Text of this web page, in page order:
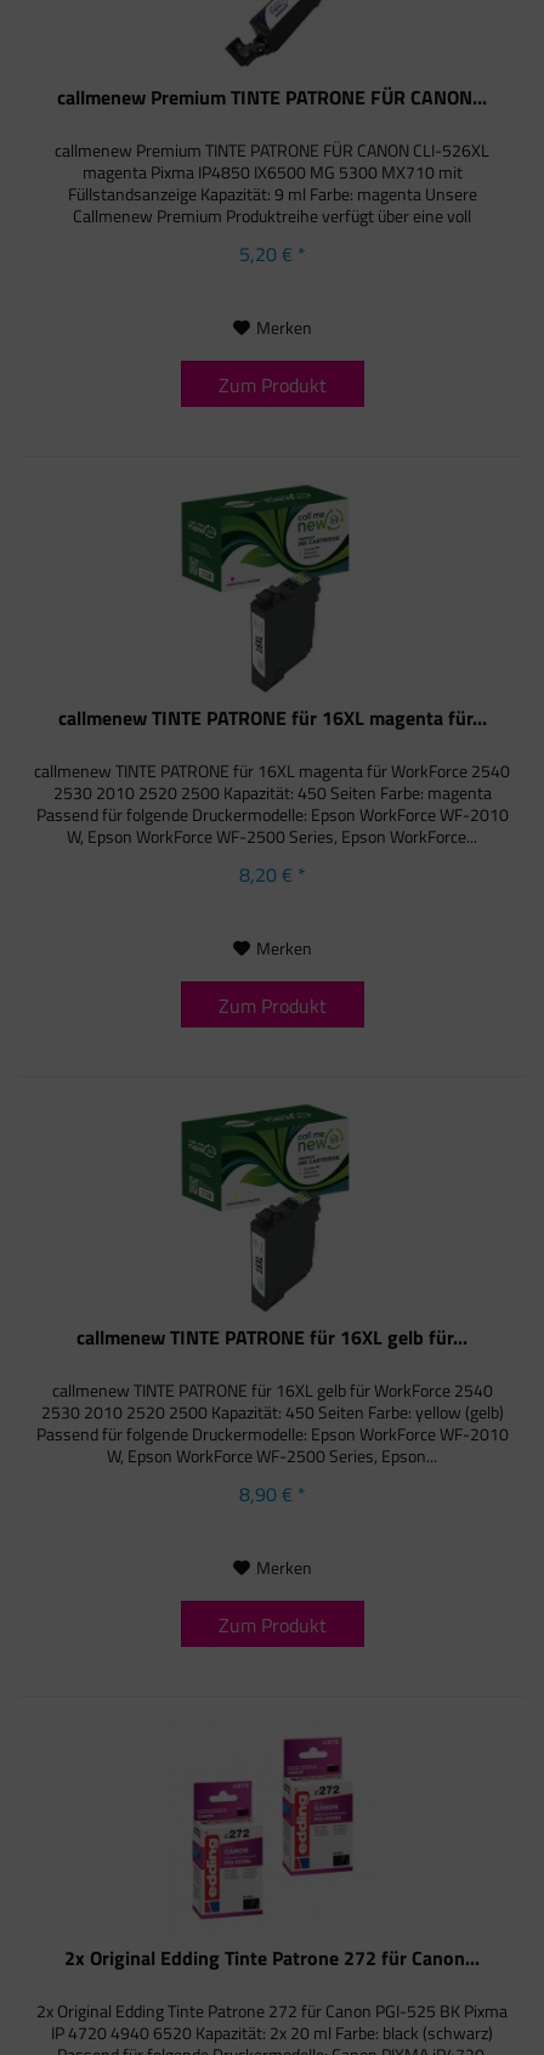
callmenew Premium TINTE PATRONE FÜR CANON...
callmenew Premium TINTE PATRONE FÜR CANON CLI-526XL
magenta Pixma IP4850 IX6500 MG 5300 MX710 mit
Füllstandsanzeige Kapazität: 9 ml Farbe: magenta Unsere
Callmenew Premium Produktreihe verfügt über eine voll
5,20 € *
Merken
Zum Produkt
callmenew TINTE PATRONE für 16XL magenta für...
callmenew TINTE PATRONE für 16XL magenta für WorkForce 2540
2530 2010 2520 2500 Kapazität: 450 Seiten Farbe: magenta
Passend für folgende Druckermodelle: Epson WorkForce WF-2010
W, Epson WorkForce WF-2500 Series, Epson WorkForce...
8,20 € *
Merken
Zum Produkt
callmenew TINTE PATRONE für 16XL gelb für...
callmenew TINTE PATRONE für 16XL gelb für WorkForce 2540
2530 2010 2520 2500 Kapazität: 450 Seiten Farbe: yellow (gelb)
Passend für folgende Druckermodelle: Epson WorkForce WF-2010
W, Epson WorkForce WF-2500 Series, Epson...
8,90 € *
Merken
Zum Produkt
2x Original Edding Tinte Patrone 272 für Canon...
2x Original Edding Tinte Patrone 272 für Canon PGI-525 BK Pixma
IP 4720 4940 6520 Kapazität: 2x 20 ml Farbe: black (schwarz)